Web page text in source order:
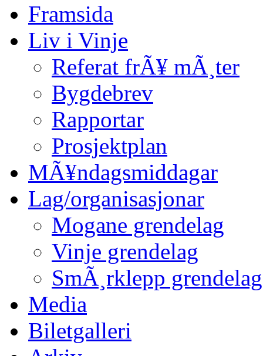
Framsida
Liv i Vinje
Referat frÃ¥ mÃ¸ter
Bygdebrev
Rapportar
Prosjektplan
MÃ¥ndagsmiddagar
Lag/organisasjonar
Mogane grendelag
Vinje grendelag
SmÃ¸rklepp grendelag
Media
Biletgalleri